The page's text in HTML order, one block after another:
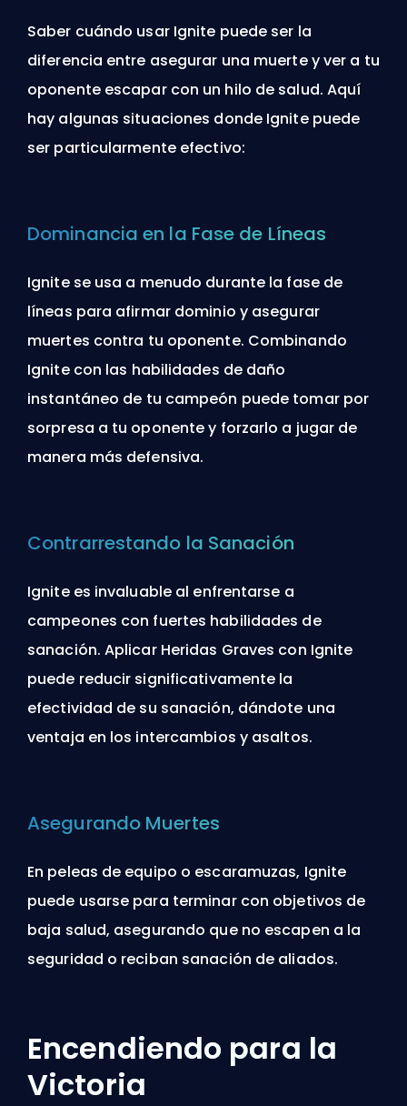
Saber cuándo usar Ignite puede ser la
diferencia entre asegurar una muerte y ver a tu
oponente escapar con un hilo de salud. Aquí
hay algunas situaciones donde Ignite puede
ser particularmente efectivo:
Dominancia en la Fase de Líneas
Ignite se usa a menudo durante la fase de
líneas para afirmar dominio y asegurar
muertes contra tu oponente. Combinando
Ignite con las habilidades de daño
instantáneo de tu campeón puede tomar por
sorpresa a tu oponente y forzarlo a jugar de
manera más defensiva.
Contrarrestando la Sanación
Ignite es invaluable al enfrentarse a
campeones con fuertes habilidades de
sanación. Aplicar Heridas Graves con Ignite
puede reducir significativamente la
efectividad de su sanación, dándote una
ventaja en los intercambios y asaltos.
Asegurando Muertes
En peleas de equipo o escaramuzas, Ignite
puede usarse para terminar con objetivos de
baja salud, asegurando que no escapen a la
seguridad o reciban sanación de aliados.
Encendiendo para la
Victoria